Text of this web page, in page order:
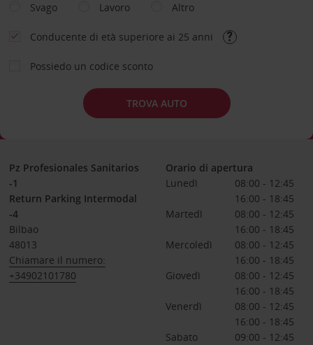
Svago
Lavoro Altro
Conducente di età superiore ai 25 anni
Possiedo un codice sconto
TROVA AUTO
Pz Profesionales Sanitarios
-1
Return Parking Intermodal
-4
Bilbao
48013
Chiamare il numero:
+34902101780
Orario di apertura
Lunedì
08:00 - 12:45
16:00 - 18:45
Martedì
08:00 - 12:45
16:00 - 18:45
Mercoledì
08:00 - 12:45
16:00 - 18:45
Giovedì
08:00 - 12:45
16:00 - 18:45
Venerdì
08:00 - 12:45
16:00 - 18:45
Sabato
09:00 - 12:45